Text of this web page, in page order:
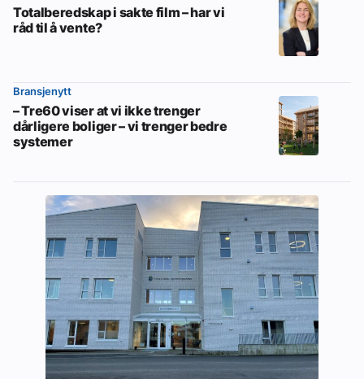
Totalberedskap i sakte film – har vi
råd til å vente?
Bransjenytt
– Tre60 viser at vi ikke trenger
dårligere boliger – vi trenger bedre
systemer